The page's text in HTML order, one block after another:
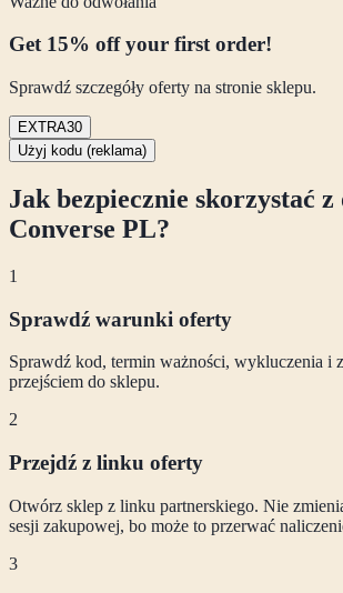
Get 15% off your first order!
Sprawdź szczegóły oferty na stronie sklepu.
EXTRA30
Użyj kodu (reklama)
Jak bezpiecznie skorzystać
Converse PL?
1
Sprawdź warunki oferty
Sprawdź kod, termin ważności, wykluczenia i
przejściem do sklepu.
2
Przejdź z linku oferty
Otwórz sklep z linku partnerskiego. Nie
sesji zakupowej, bo może to przerwać
3